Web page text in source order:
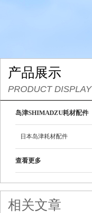
产品展示
PRODUCT DISPLAY
岛津SHIMADZU耗材配件
日本岛津耗材配件
查看更多
相关文章